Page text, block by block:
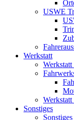
USWE
Werkstatt
Werkstatt
Werkstatt
Sonstiges